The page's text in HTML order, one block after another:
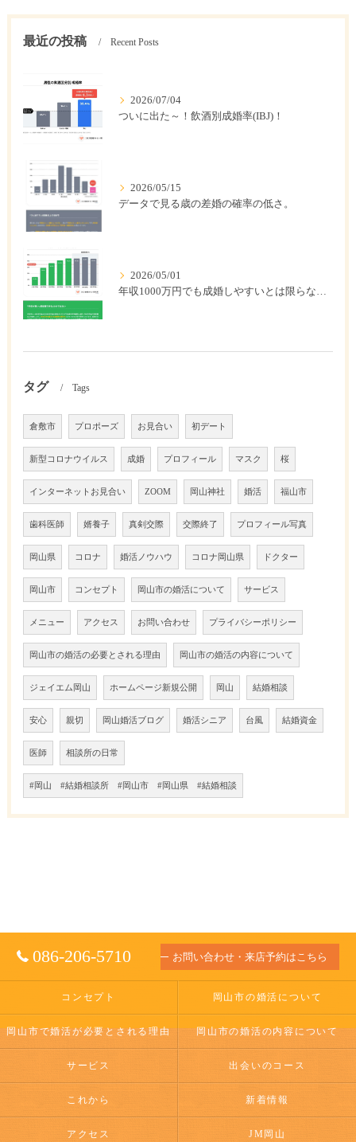
最近の投稿 Recent Posts
2026/07/04
ついに出た～！飲酒別成婚率(IBJ)！
2026/05/15
データで見る歳の差婚の確率の低さ。
2026/05/01
年収1000万円でも成婚しやすいとは限らない? 「年収帯別の成婚率」のリアル
タグ Tags
倉敷市 プロポーズ お見合い 初デート
新型コロナウイルス 成婚 プロフィール マスク 桜
インターネットお見合い ZOOM 岡山神社 婚活 福山市
歯科医師 婿養子 真剣交際 交際終了 プロフィール写真
岡山県 コロナ 婚活ノウハウ コロナ岡山県 ドクター
岡山市 コンセプト 岡山市の婚活について サービス
メニュー アクセス お問い合わせ プライバシーポリシー
岡山市の婚活の必要とされる理由 岡山市の婚活の内容について
ジェイエム岡山 ホームページ新規公開 岡山 結婚相談
安心 親切 岡山婚活ブログ 婚活シニア 台風 結婚資金
医師 相談所の日常
#岡山 #結婚相談所 #岡山市 #岡山県 #結婚相談
086-206-5710 お問い合わせ・来店予約はこちら
コンセプト 岡山市の婚活について
岡山市で婚活が必要とされる理由 岡山市の婚活の内容について
サービス 出会いのコース
これから 新着情報
アクセス JM岡山